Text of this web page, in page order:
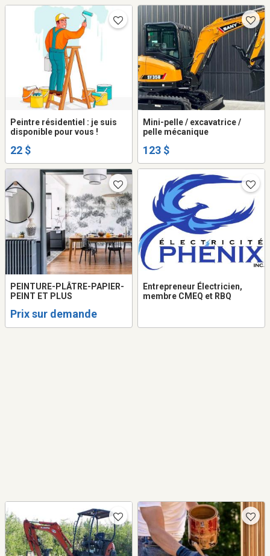
Peintre résidentiel : je suis
disponible pour vous !
22 $
Mini-pelle / excavatrice /
pelle mécanique
123 $
PEINTURE-PLÂTRE-PAPIER-
PEINT ET PLUS
Prix sur demande
Entrepreneur Électricien,
membre CMEQ et RBQ